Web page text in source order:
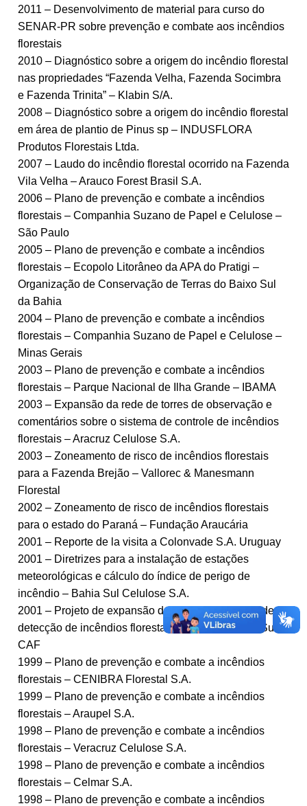
2011 – Desenvolvimento de material para curso do
SENAR-PR sobre prevenção e combate aos incêndios
florestais
2010 – Diagnóstico sobre a origem do incêndio florestal
nas propriedades “Fazenda Velha, Fazenda Socimbra
e Fazenda Trinita” – Klabin S/A.
2008 – Diagnóstico sobre a origem do incêndio florestal
em área de plantio de Pinus sp – INDUSFLORA
Produtos Florestais Ltda.
2007 – Laudo do incêndio florestal ocorrido na Fazenda
Vila Velha – Arauco Forest Brasil S.A.
2006 – Plano de prevenção e combate a incêndios
florestais – Companhia Suzano de Papel e Celulose –
São Paulo
2005 – Plano de prevenção e combate a incêndios
florestais – Ecopolo Litorâneo da APA do Pratigi –
Organização de Conservação de Terras do Baixo Sul
da Bahia
2004 – Plano de prevenção e combate a incêndios
florestais – Companhia Suzano de Papel e Celulose –
Minas Gerais
2003 – Plano de prevenção e combate a incêndios
florestais – Parque Nacional de Ilha Grande – IBAMA
2003 – Expansão da rede de torres de observação e
comentários sobre o sistema de controle de incêndios
florestais – Aracruz Celulose S.A.
2003 – Zoneamento de risco de incêndios florestais
para a Fazenda Brejão – Vallorec & Manesmann
Florestal
2002 – Zoneamento de risco de incêndios florestais
para o estado do Paraná – Fundação Araucária
2001 – Reporte de la visita a Colonvade S.A. Uruguay
2001 – Diretrizes para a instalação de estações
meteorológicas e cálculo do índice de perigo de
incêndio – Bahia Sul Celulose S.A.
2001 – Projeto de expansão do sistema integrado de
detecção de incêndios florestais – Aracruz, Bahia-Sul e
CAF
1999 – Plano de prevenção e combate a incêndios
florestais – CENIBRA Florestal S.A.
1999 – Plano de prevenção e combate a incêndios
florestais – Araupel S.A.
1998 – Plano de prevenção e combate a incêndios
florestais – Veracruz Celulose S.A.
1998 – Plano de prevenção e combate a incêndios
florestais – Celmar S.A.
1998 – Plano de prevenção e combate a incêndios